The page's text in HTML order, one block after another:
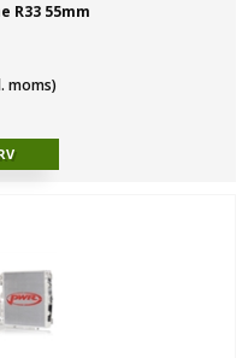
R33 55mm
moms)